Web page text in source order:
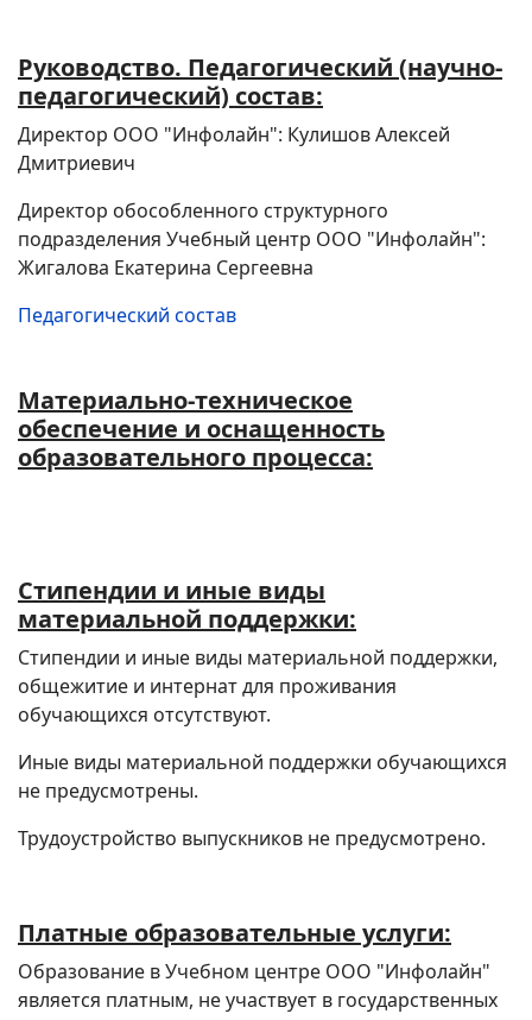
Руководство. Педагогический (научно-
педагогический) состав:
Директор ООО "Инфолайн": Кулишов Алексей
Дмитриевич
Директор обособленного структурного
подразделения Учебный центр ООО "Инфолайн":
Жигалова Екатерина Сергеевна
Педагогический состав
Материально-техническое
обеспечение и оснащенность
образовательного процесса:
Стипендии и иные виды
материальной поддержки:
Стипендии и иные виды материальной поддержки,
общежитие и интернат для проживания
обучающихся отсутствуют.
Иные виды материальной поддержки обучающихся
не предусмотрены.
Трудоустройство выпускников не предусмотрено.
Платные образовательные услуги:
Образование в Учебном центре ООО "Инфолайн"
является платным, не участвует в государственных